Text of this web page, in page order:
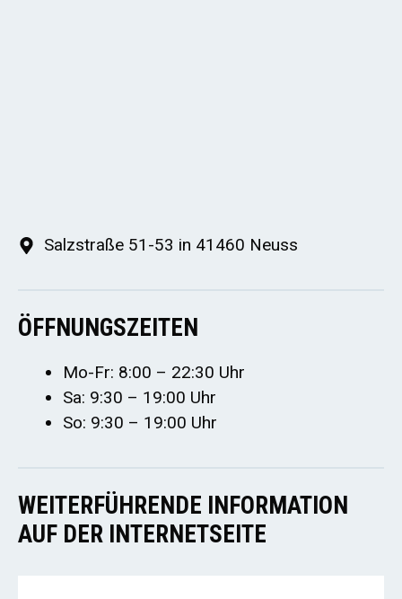
Salzstraße 51-53 in 41460 Neuss
ÖFFNUNGSZEITEN
Mo-Fr: 8:00 – 22:30 Uhr
Sa: 9:30 – 19:00 Uhr
So: 9:30 – 19:00 Uhr
WEITERFÜHRENDE INFORMATION
AUF DER INTERNETSEITE